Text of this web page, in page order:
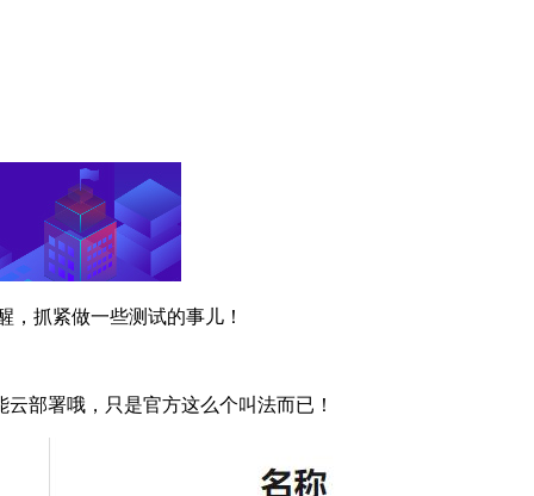
，抓紧做一些测试的事儿！
部署哦，只是官方这么个叫法而已！